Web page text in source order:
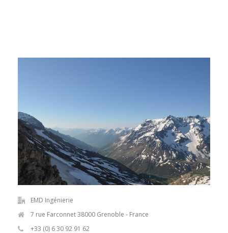
EMD Ingénierie
7 rue Farconnet 38000 Grenoble - France
+33 (0) 6 30 92 91 62